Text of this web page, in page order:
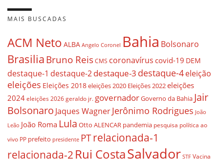
MAIS BUSCADAS
ACM Neto ALBA Angelo Coronel Bahia Bolsonaro
BrasiliaBruno ReisCMS coronavírus covid-19 DEM
destaque-1 destaque-2destaque-3 destaque-4eleição
eleições Eleições 2018eleições 2020 Eleições 2022eleições
2024 eleições 2026 geraldo jr. governadorGoverno da Bahia Jair
Bolsonaro Jaques WagnerJerônimo Rodrigues João
Leão João Roma Lula Otto ALENCAR pandemia pesquisa política ao
vivo PP prefeito presidente PTrelacionada-1
relacionada-2 Rui CostaSalvador STF Vacina